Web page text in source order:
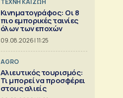
TΕΧΝΗ ΚΑΙ ΖΩΗ
Κινηματογράφος: Οι 8
πιο εμπορικές ταινίες
όλων των εποχών
09.08.2026 | 11:25
AGRO
Αλιευτικός τουρισμός:
Τι μπορεί να προσφέρει
στους αλιείς